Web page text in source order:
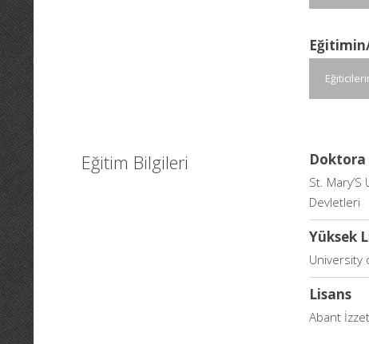
Eğitim Bilgileri Doktora
St.
Devletleri
Yüksek
University
Lisans
Abant